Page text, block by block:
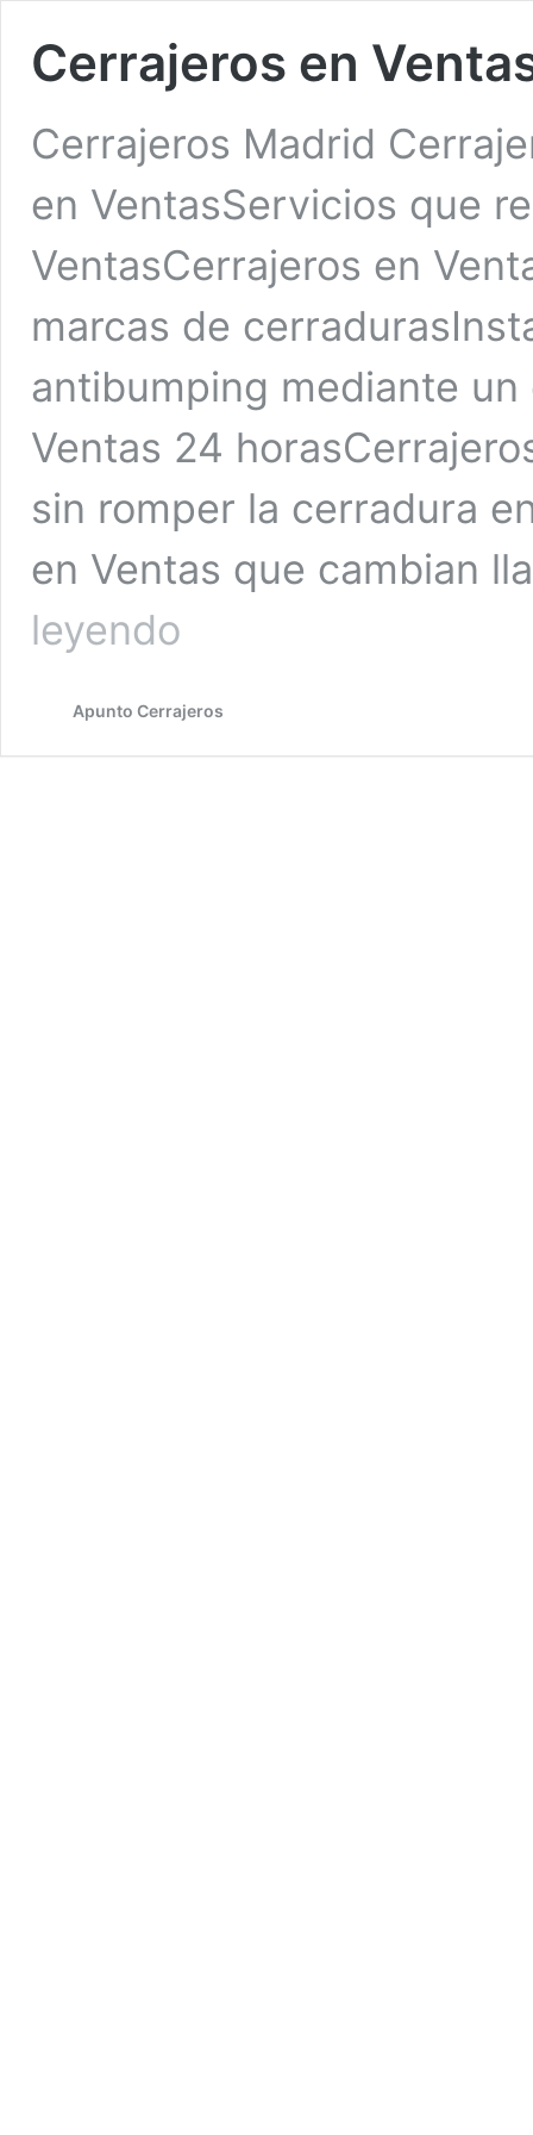
Cerrajeros en
Cerrajeros Madrid
en VentasServicios que
VentasCerrajeros en
marcas de
antibumping mediante
Ventas 24
sin romper la cerradura
en Ventas que cambian
leyendo
Apunto Cerrajeros